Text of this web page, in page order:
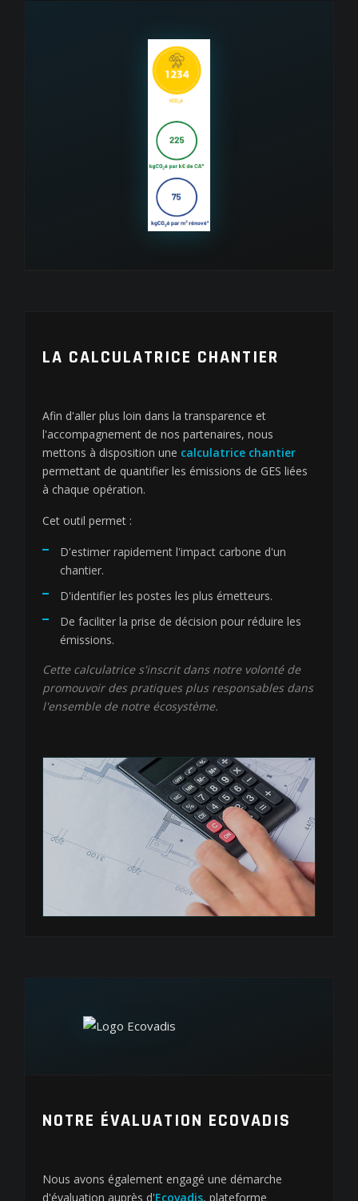
LA CALCULATRICE CHANTIER
Afin d'aller plus loin dans la transparence et
l'accompagnement de nos partenaires, nous
mettons à disposition une calculatrice chantier
permettant de quantifier les émissions de GES liées
à chaque opération.
Cet outil permet :
D'estimer rapidement l'impact carbone d'un
chantier.
D'identifier les postes les plus émetteurs.
De faciliter la prise de décision pour réduire les
émissions.
Cette calculatrice s'inscrit dans notre volonté de
promouvoir des pratiques plus responsables dans
l'ensemble de notre écosystème.
NOTRE ÉVALUATION ECOVADIS
Nous avons également engagé une démarche
d'évaluation auprès d'Ecovadis, plateforme